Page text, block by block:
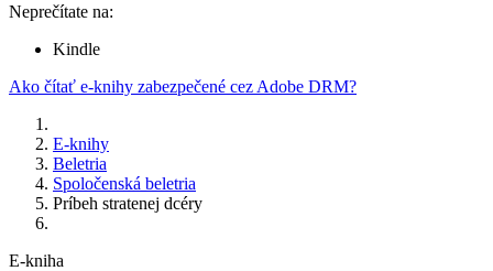
Neprečítate na:
Kindle
Ako čítať e-knihy zabezpečené cez Adobe DRM?
E-knihy
Beletria
Spoločenská beletria
Príbeh stratenej dcéry
E-kniha